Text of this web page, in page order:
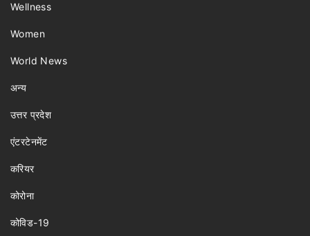
Wellness
Women
World News
अन्य
उत्तर प्रदेश
एंटरटेनमेंट
करियर
कोरोना
कोविड-19